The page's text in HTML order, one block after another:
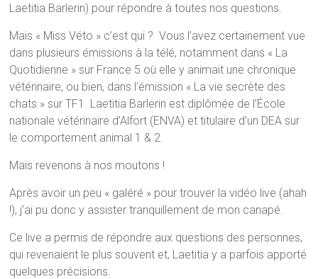
Laetitia Barlerin) pour répondre à toutes nos questions.
Mais « Miss Véto » c’est qui ? Vous l’avez certainement vue
dans plusieurs émissions à la télé, notamment dans « La
Quotidienne » sur France 5 où elle y animait une chronique
vétérinaire, ou bien, dans l’émission « La vie secrète des
chats » sur TF1. Laetitia Barlerin est diplômée de l’École
nationale vétérinaire d’Alfort (ENVA) et titulaire d’un DEA sur
le comportement animal 1 & 2.
Mais revenons à nos moutons !
Après avoir un peu « galéré » pour trouver la vidéo live (ahah
!), j’ai pu donc y assister tranquillement de mon canapé.
Ce live a permis de répondre aux questions des personnes,
qui revenaient le plus souvent et, Laetitia y a parfois apporté
quelques précisions.